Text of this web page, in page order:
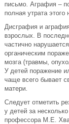
письмо. Аграфия –
полная утрата этого
Дисграфия и
взрослых. В
частично
органическим
мозга (травмы,
У детей поражение
чаще всего бывает
матери.
Следует отметить
у детей за
профессора М.Е.